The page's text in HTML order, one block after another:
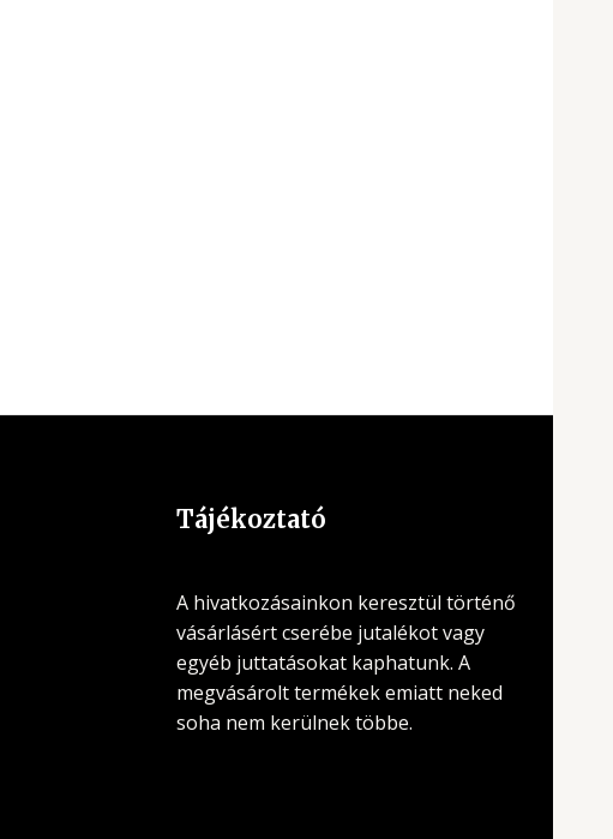
Tájékoztató
A hivatkozásainkon keresztül történő
vásárlásért cserébe jutalékot vagy
egyéb juttatásokat kaphatunk. A
megvásárolt termékek emiatt neked
soha nem kerülnek többe.